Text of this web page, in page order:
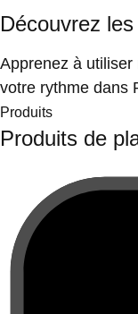
Découvrez
Apprenez à
votre rythme dans
Produits
Produits de